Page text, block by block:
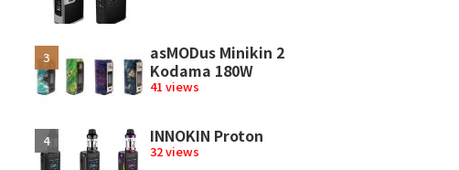
asMODus Minikin 2
Kodama 180W
41 views
INNOKIN Proton
32 views